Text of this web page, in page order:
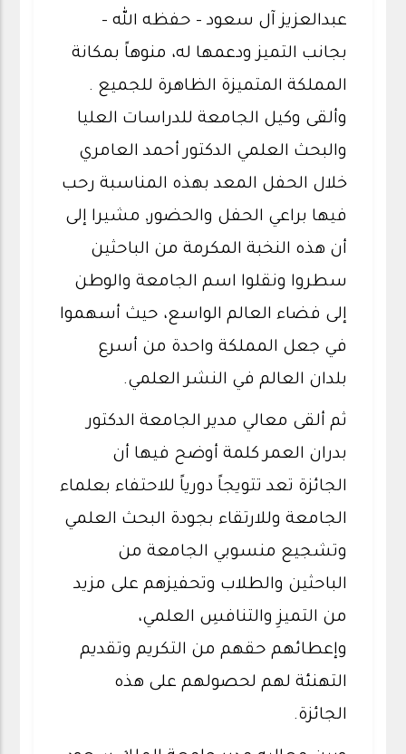
عبدالعزيز آل سعود - حفظه الله -
بجانب التميز ودعمها له، منوهاً بمكانة
المملكة المتميزة الظاهرة للجميع .
وألقى وكيل الجامعة للدراسات العليا
والبحث العلمي الدكتور أحمد العامري
خلال الحفل المعد بهذه المناسبة رحب
فيها براعي الحفل والحضور, مشيرا إلى
أن هذه النخبة المكرمة من الباحثين
سطروا ونقلوا اسم الجامعة والوطن
إلى فضاء العالم الواسع، حيث أسهموا
في جعل المملكة واحدة من أسرع
بلدان العالم في النشر العلمي.
ثم ألقى معالي مدير الجامعة الدكتور
بدران العمر كلمة أوضح فيها أن
الجائزة تعد تتويجاً دورياً للاحتفاء بعلماء
الجامعة وللارتقاء بجودة البحث العلمي
وتشجيع منسوبي الجامعة من
الباحثين والطلاب وتحفيزهم على مزيد
من التميزِ والتنافسِ العلمي،
وإعطائهم حقهم من التكريم وتقديم
التهنئة لهم لحصولهم على هذه
الجائزة.